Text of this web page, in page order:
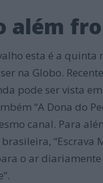
além
esta é a quinta
na Globo.
pode ser vista
“A Dona do
canal. Para
“Escrava
o ar diariamente